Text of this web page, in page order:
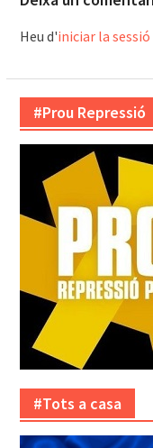
Heu d'iniciar la sessió
#Prou Repressió
#Tots a casa